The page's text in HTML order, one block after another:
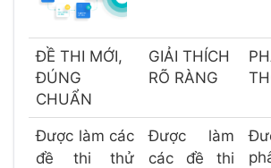
ĐỀ THI MỚI,
ĐÚNG
CHUẨN
GIẢI THÍCH
RÕ RÀNG
Được làm các
đề thi thử
Được làm
các đề thi